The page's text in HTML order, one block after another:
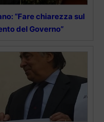
“Fare chiarezza sul
del Governo”